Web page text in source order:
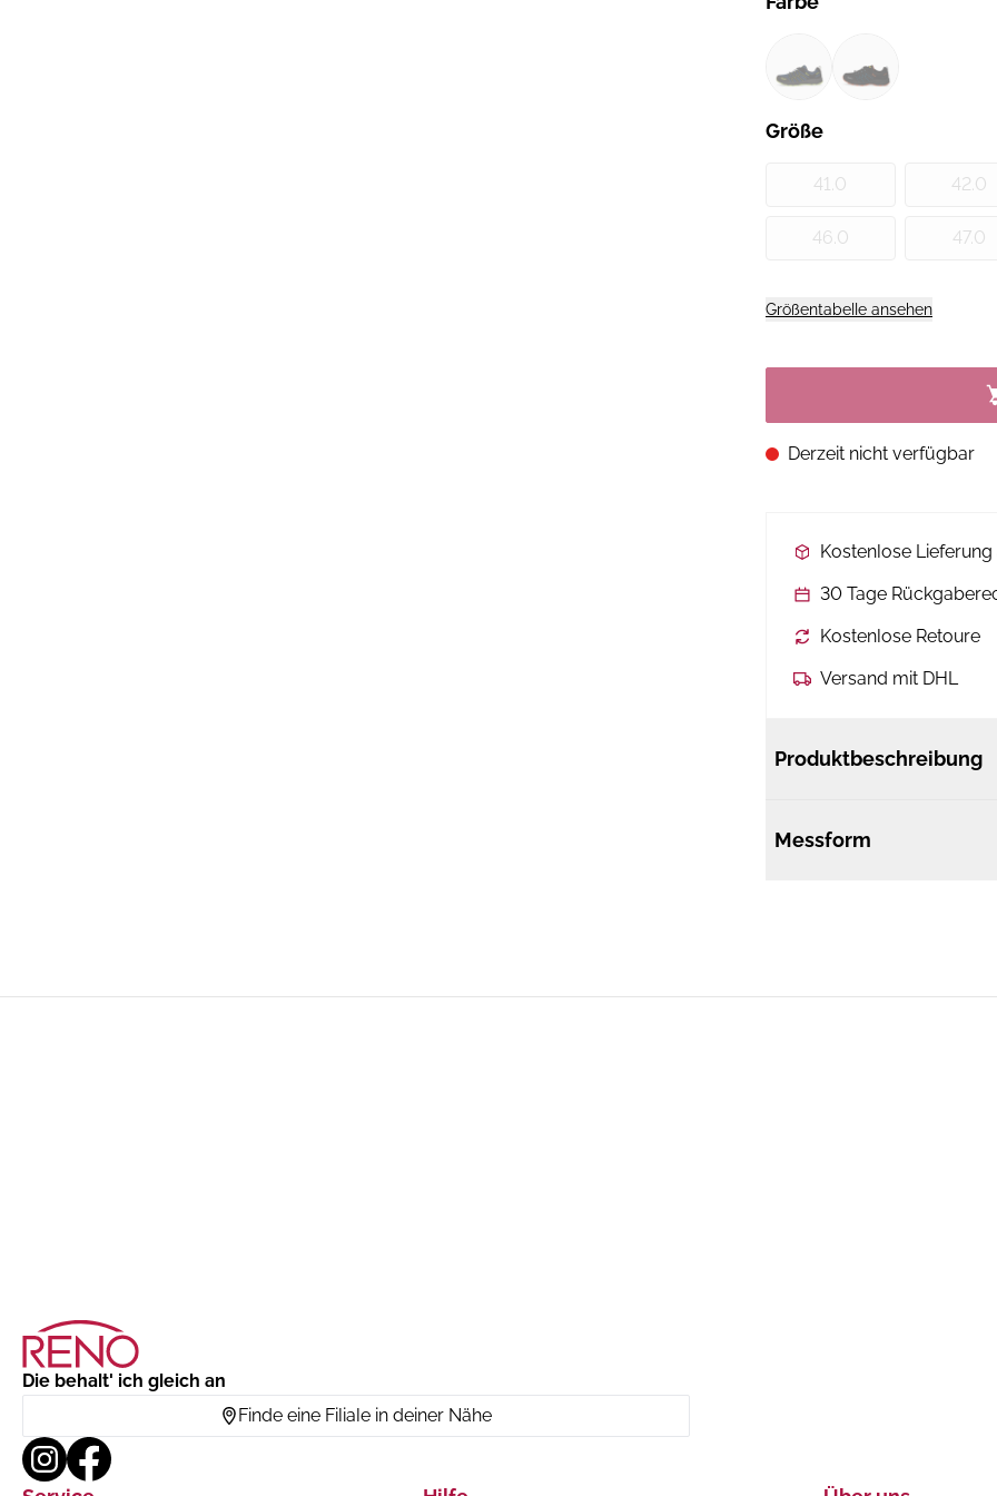
Größe
41.0 42.0
46.0 47.0
Größentabelle ansehen
Derzeit nicht verfügbar
Kostenlose
30 Tage
Kostenlose Retoure
Versand mit DHL
Produktbeschreibung
Messform
Die behalt' ich gleich an
Finde eine Filiale in deiner Nähe